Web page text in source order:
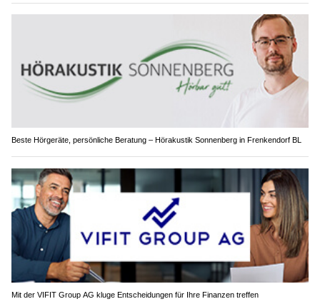
Beste Hörgeräte, persönliche Beratung – Hörakustik Sonnenberg in Frenkendorf BL
Mit der VIFIT Group AG kluge Entscheidungen für Ihre Finanzen treffen